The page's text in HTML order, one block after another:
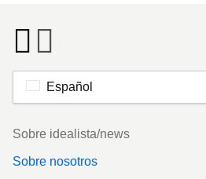
Español
Footer
Sobre idealista/news
Sobre nosotros